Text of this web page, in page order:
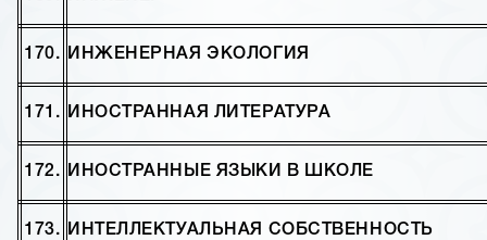
170. ИНЖЕНЕРНАЯ ЭКОЛОГИЯ
171. ИНОСТРАННАЯ ЛИТЕРАТУРА
172. ИНОСТРАННЫЕ ЯЗЫКИ В ШКОЛЕ
173. ИНТЕЛЛЕКТУАЛЬНАЯ СОБСТВЕННОСТЬ